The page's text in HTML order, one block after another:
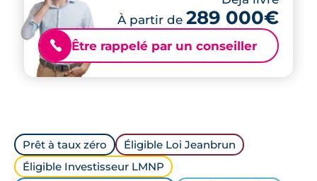
À partir de 289 000€
📞 Être rappelé par un conseiller
Prêt à taux zéro
Éligible Loi Jeanbrun
Éligible Investisseur LMNP